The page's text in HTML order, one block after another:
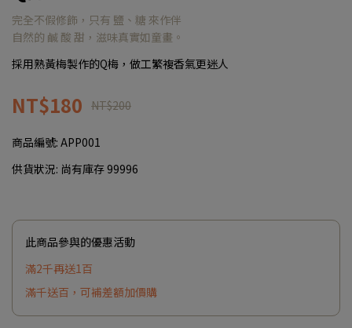
完全不假修飾，只有 鹽、糖 來作伴
自然的 鹹 酸 甜，滋味真實如童畫。
採用熟黃梅製作的Q梅，做工繁複香氣更迷人
NT$180 NT$200
商品編號: APP001
供貨狀況: 尚有庫存 99996
此商品參與的優惠活動
滿2千再送1百
滿千送百，可補差額加價購